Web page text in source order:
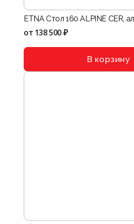
ETNA Стол 160 ALPINE CER,
от 138 500 ₽
В корзину